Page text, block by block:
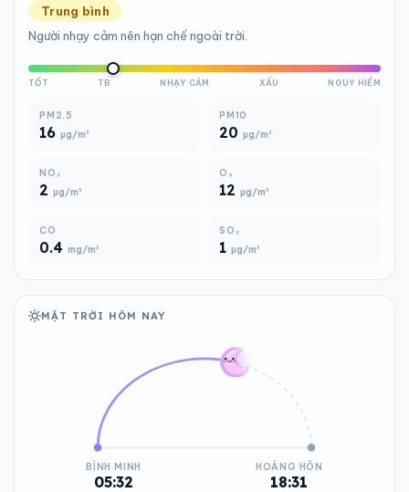
Trung bình
Người nhạy cảm nên hạn chế ngoài trời.
TỐT TB NHẠY CẢM XẤU NGUY HIỂM
PM2.5
16 µg/m³
PM10
20 µg/m³
NO₂
2 µg/m³
O₃
12 µg/m³
CO
0.4 mg/m³
SO₂
1 µg/m³
MẶT TRỜI HÔM NAY
BÌNH MINH
05:32
HOÀNG HÔN
18:31